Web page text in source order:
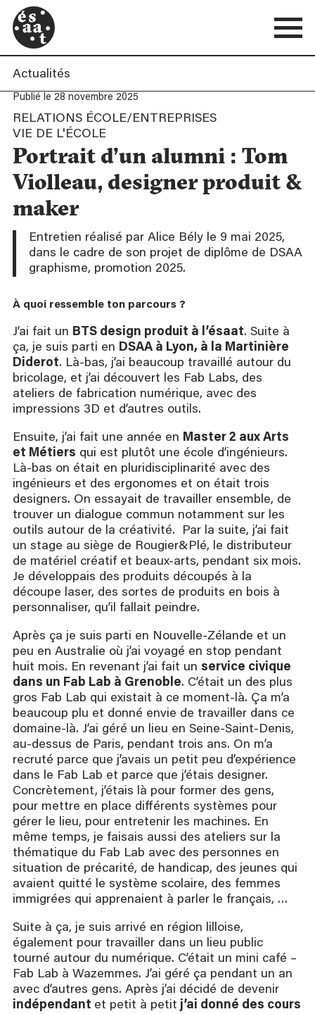
Actualités
Publié le 28 novembre 2025
RELATIONS ÉCOLE/ENTREPRISES
VIE DE L'ÉCOLE
Portrait d’un alumni : Tom
Violleau, designer produit &
maker
Entretien réalisé par Alice Bély le 9 mai 2025,
dans le cadre de son projet de diplôme de DSAA
graphisme, promotion 2025.
À quoi ressemble ton parcours ?
J’ai fait un BTS design produit à l’ésaat. Suite à
ça, je suis parti en DSAA à Lyon, à la Martinière
Diderot. Là-bas, j’ai beaucoup travaillé autour du
bricolage, et j’ai découvert les Fab Labs, des
ateliers de fabrication numérique, avec des
impressions 3D et d’autres outils.
Ensuite, j’ai fait une année en Master 2 aux Arts
et Métiers qui est plutôt une école d’ingénieurs.
Là-bas on était en pluridisciplinarité avec des
ingénieurs et des ergonomes et on était trois
designers. On essayait de travailler ensemble, de
trouver un dialogue commun notamment sur les
outils autour de la créativité. Par la suite, j’ai fait
un stage au siège de Rougier&Plé, le distributeur
de matériel créatif et beaux-arts, pendant six mois.
Je développais des produits découpés à la
découpe laser, des sortes de produits en bois à
personnaliser, qu’il fallait peindre.
Après ça je suis parti en Nouvelle-Zélande et un
peu en Australie où j’ai voyagé en stop pendant
huit mois. En revenant j’ai fait un service civique
dans un Fab Lab à Grenoble. C’était un des plus
gros Fab Lab qui existait à ce moment-là. Ça m’a
beaucoup plu et donné envie de travailler dans ce
domaine-là. J’ai géré un lieu en Seine-Saint-Denis,
au-dessus de Paris, pendant trois ans. On m’a
recruté parce que j’avais un petit peu d’expérience
dans le Fab Lab et parce que j’étais designer.
Concrètement, j’étais là pour former des gens,
pour mettre en place différents systèmes pour
gérer le lieu, pour entretenir les machines. En
même temps, je faisais aussi des ateliers sur la
thématique du Fab Lab avec des personnes en
situation de précarité, de handicap, des jeunes qui
avaient quitté le système scolaire, des femmes
immigrées qui apprenaient à parler le français, …
Suite à ça, je suis arrivé en région lilloise,
également pour travailler dans un lieu public
tourné autour du numérique. C’était un mini café –
Fab Lab à Wazemmes. J’ai géré ça pendant un an
avec d’autres gens. Après j’ai décidé de devenir
indépendant et petit à petit j’ai donné des cours